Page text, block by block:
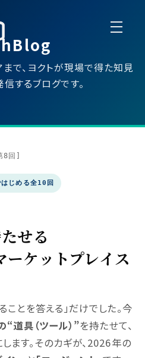
まで、ヨクトが現場で得た知見
するブログです。
回]
じめる全10回
せる
ケットプレイス
ことを答える」だけでした。今
道具（ツール）”を持たせて、
します。そのカギが、2026年の